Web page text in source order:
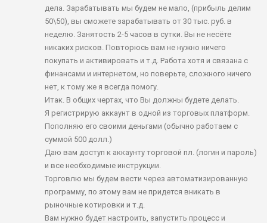
дела. Зарабатывать мы будем не мало, (прибыль делим
50\50), вы сможете зарабатывать от 30 тыс. руб. в
неделю. Занятость 2-5 часов в сутки. Вы не несёте
никаких рисков. Повторюсь вам не нужно ничего
покупать и активировать и т.д. Работа хотя и связана с
финансами и интернетом, но поверьте, сложного ничего
нет, к тому же я всегда помогу.
Итак. В общих чертах, что Вы должны будете делать.
Я регистрирую аккаунт в одной из торговых платформ.
Пополняю его своими деньгами (обычно работаем с
суммой 500 долл.)
Даю вам доступ к аккаунту торговой пл. (логин и пароль)
и все необходимые инструкции.
Торговлю мы будем вести через автоматизированную
программу, по этому вам не придется вникать в
рыночные котировки и т.д.
Вам нужно будет настроить, запустить процесс и